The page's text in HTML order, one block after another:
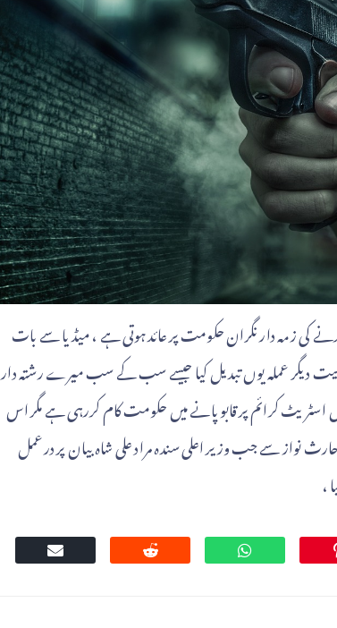
کی زمہ دار نگران حکومت پر عائد ہوتی ہے ، میڈیا سے بات
دیگر عملہ یوں تبدیل کیا جیسے سب کے سب میرے رشتہ دار
اسٹریٹ کرائم پر قابو پانے میں حکومت کام کررہی ہے مگر اس
نواز سے جب وزیر اعلی سندہ مراد علی شاہ بیان پر درعمل
،